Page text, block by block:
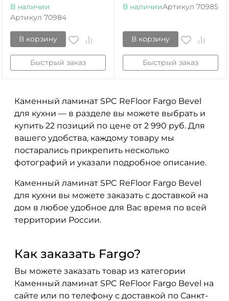
В наличии
Артикул 70984
В корзину
Быстрый заказ
В наличииАртикул 70985
В корзину
Быстрый заказ
Каменный ламинат SPC ReFloor Fargo Bevel
для кухни — в разделе вы можете выбрать и
купить 22 позиций по цене от 2 990 руб. Для
вашего удобства, каждому товару мы
постарались прикрепить несколько
фотографий и указали подробное описание.
Каменный ламинат SPC ReFloor Fargo Bevel
для кухни вы можете заказать с доставкой на
дом в любое удобное для Вас время по всей
территории России.
Как заказать Fargo?
Вы можете заказать товар из категории
Каменный ламинат SPC ReFloor Fargo Bevel на
сайте или по телефону с доставкой по Санкт-